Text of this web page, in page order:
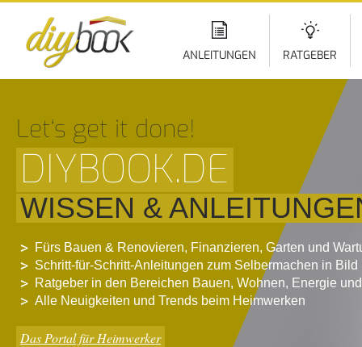
ANLEITUNGEN RATGEBER
Let‘s get it done!
DIYBOOK.DE
WISSEN &
Fürs Bauen & Renovieren, Finanzieren, Garten und
Schritt-für-Schritt-Anleitungen zum Selbermachen in Bild
Ratgeber in den Bereichen Bauen, Wohnen, Energie
Alle Neuigkeiten und Trends beim Heimwerken
Das Portal für Heimwerker